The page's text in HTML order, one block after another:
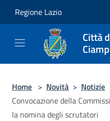
Regione Lazio
Città
Home > Novità > Notizie
Convocazione della
la nomina degli scrutatori